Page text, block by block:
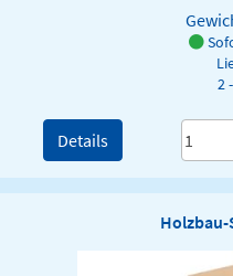
2
Details